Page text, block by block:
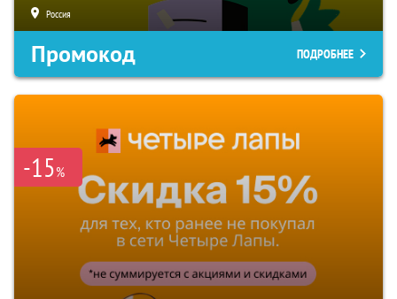
Россия
Промокод ПОДРОБНЕЕ
-15%